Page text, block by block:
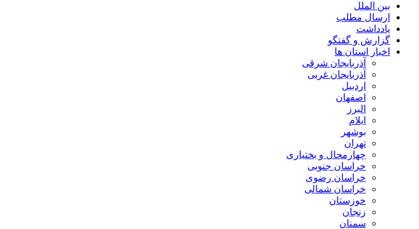
بین الملل
ارسال مطلب
یادداشت
گزارش و گفتگو
اخبار استان ها
آذربایجان شرقی
آذربایجان غربی
اردبیل
اصفهان
البرز
ایلام
بوشهر
تهران
چهارمحال و بختیاری
خراسان جنوبی
خراسان رضوی
خراسان شمالی
خوزستان
زنجان
سمنان